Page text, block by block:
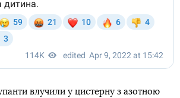
влучили у цистерну з азотною